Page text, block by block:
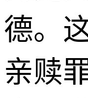
德。
亲赎